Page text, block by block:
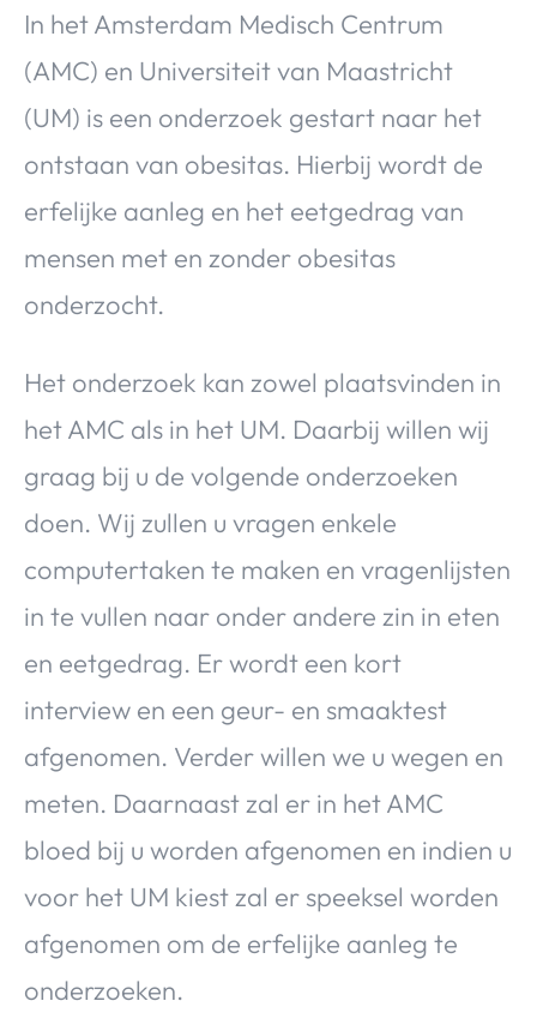
VALERIE'S CHOICE
Food & Drinks Health & Beauty Gadgets
Huis & Tuin
Lifestyle
In het Amsterdam Medisch Centrum
(AMC) en Universiteit van Maastricht
(UM) is een onderzoek gestart naar het
ontstaan van obesitas. Hierbij wordt de
erfelijke aanleg en het eetgedrag van
mensen met en zonder obesitas
onderzocht.
Het onderzoek kan zowel plaatsvinden in
het AMC als in het UM. Daarbij willen wij
graag bij u de volgende onderzoeken
doen. Wij zullen u vragen enkele
computertaken te maken en vragenlijsten
in te vullen naar onder andere zin in eten
en eetgedrag. Er wordt een kort
interview en een geur- en smaaktest
afgenomen. Verder willen we u wegen en
meten. Daarnaast zal er in het AMC
bloed bij u worden afgenomen en indien u
voor het UM kiest zal er speeksel worden
afgenomen om de erfelijke aanleg te
onderzoeken.